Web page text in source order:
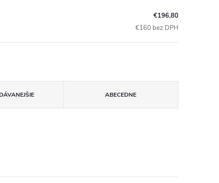
€196,80
€160 bez DPH
ABECEDNE